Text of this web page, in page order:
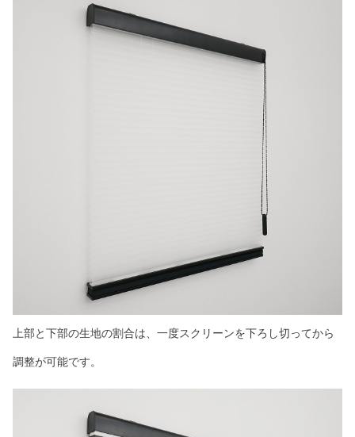
上部と下部の生地の割合は、一度スクリーンを下ろし切ってから
調整が可能です。